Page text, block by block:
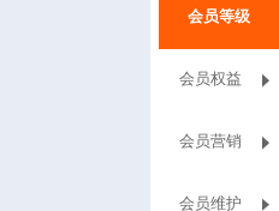
会员等级
会员权益
会员营销
会员维护